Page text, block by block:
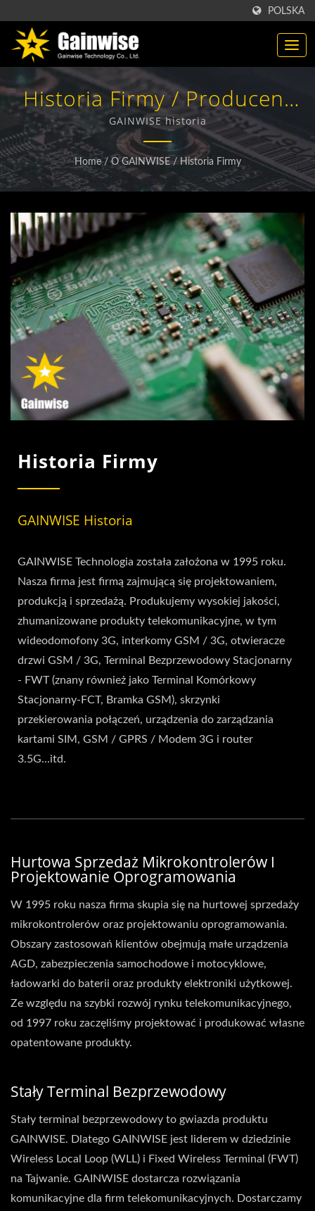
POLSKA
Historia Firmy / Producent
Produktów
Telekomunikacyjnych Z
Tajwanu | Gainwise
Technology Co., Ltd.
GAINWISE historia
Home / O GAINWISE / Historia Firmy
Historia Firmy
GAINWISE Historia
GAINWISE Technologia została założona w 1995 roku.
Nasza firma jest firmą zajmującą się projektowaniem,
produkcją i sprzedażą. Produkujemy wysokiej jakości,
zhumanizowane produkty telekomunikacyjne, w tym
wideodomofony 3G, interkomy GSM / 3G, otwieracze
drzwi GSM / 3G, Terminal Bezprzewodowy Stacjonarny
- FWT (znany również jako Terminal Komórkowy
Stacjonarny-FCT, Bramka GSM), skrzynki
przekierowania połączeń, urządzenia do zarządzania
kartami SIM, GSM / GPRS / Modem 3G i router
3.5G...itd.
Hurtowa Sprzedaż Mikrokontrolerów I
Projektowanie Oprogramowania
W 1995 roku nasza firma skupia się na hurtowej sprzedaży
mikrokontrolerów oraz projektowaniu oprogramowania.
Obszary zastosowań klientów obejmują małe urządzenia
AGD, zabezpieczenia samochodowe i motocyklowe,
ładowarki do baterii oraz produkty elektroniki użytkowej.
Ze względu na szybki rozwój rynku telekomunikacyjnego,
od 1997 roku zaczęliśmy projektować i produkować własne
opatentowane produkty.
Stały Terminal Bezprzewodowy
Stały terminal bezprzewodowy to gwiazda produktu
GAINWISE. Dlatego GAINWISE jest liderem w dziedzinie
Wireless Local Loop (WLL) i Fixed Wireless Terminal (FWT)
na Tajwanie. GAINWISE dostarcza rozwiązania
komunikacyjne dla firm telekomunikacyjnych. Dostarczamy